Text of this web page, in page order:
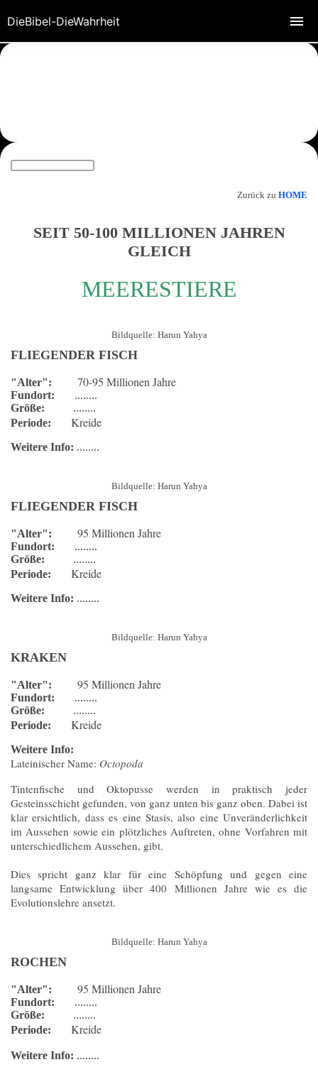
Zurück zu HOME
SEIT 50-100 MILLIONEN JAHREN
GLEICH
MEERESTIERE
Bildquelle: Harun Yahya
FLIEGENDER FISCH
"Alter": 70-95 Millionen Jahre
Fundort: ........
Größe: ........
Periode: Kreide
Weitere Info: ........
Bildquelle: Harun Yahya
FLIEGENDER FISCH
"Alter": 95 Millionen Jahre
Fundort: ........
Größe: ........
Periode: Kreide
Weitere Info: ........
Bildquelle: Harun Yahya
KRAKEN
"Alter": 95 Millionen Jahre
Fundort: ........
Größe: ........
Periode: Kreide
Weitere Info:
Lateinischer Name: Octopoda
Tintenfische und Oktopusse werden in praktisch jeder
Gesteinsschicht gefunden, von ganz unten bis ganz oben. Dabei ist
klar ersichtlich, dass es eine Stasis, also eine Unveränderlichkeit
im Aussehen sowie ein plötzliches Auftreten, ohne Vorfahren mit
unterschiedlichem Aussehen, gibt.
Dies spricht ganz klar für eine Schöpfung und gegen eine
langsame Entwicklung über 400 Millionen Jahre wie es die
Evolutionslehre ansetzt.
Bildquelle: Harun Yahya
ROCHEN
"Alter": 95 Millionen Jahre
Fundort: ........
Größe: ........
Periode: Kreide
Weitere Info: ........
DieBibel-DieWahrheit